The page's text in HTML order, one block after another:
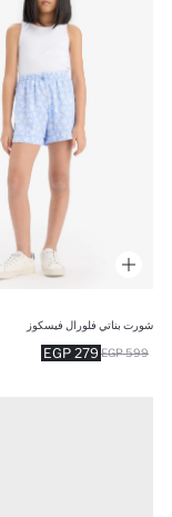
شورت بناتي فلورال فيسكوز
279 EGP 599 EGP